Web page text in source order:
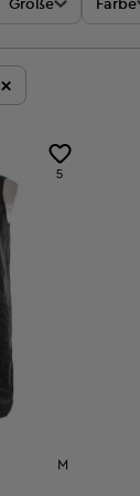
Größe Farbe
×
5
M